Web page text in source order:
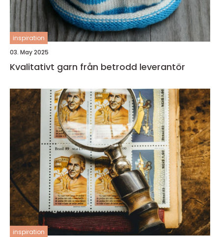
inspiration
03. May 2025
Kvalitativt garn från betrodd leverantör
inspiration